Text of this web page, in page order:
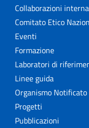
Collaborazioni
Comitato Etico
Eventi
Formazione
Laboratori di
Linee guida
Organismo Notificato
Progetti
Pubblicazioni